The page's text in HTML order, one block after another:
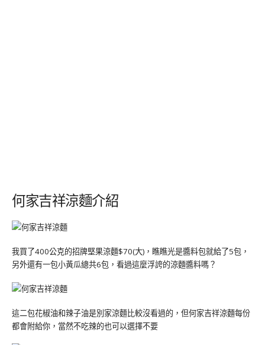
何家吉祥涼麵介紹
我買了400公克的招牌堅果涼麵$70(大)，瞧瞧光是醬料包就給了5包，
另外還有一包小黃瓜總共6包，看過這麼浮誇的涼麵醬料嗎？
這二包花椒油和辣子油是別家涼麵比較沒看過的，但何家吉祥涼麵每份
都會附給你，當然不吃辣的也可以選擇不要